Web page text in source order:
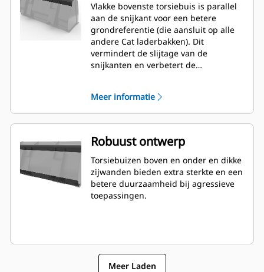
Vlakke bovenste torsiebuis is parallel
aan de snijkant voor een betere
grondreferentie (die aansluit op alle
andere Cat laderbakken). Dit
vermindert de slijtage van de
snijkanten en verbetert de
vanuit de cabine.
Meer informatie
Robuust ontwerp
Torsiebuizen boven en onder en dikke
zijwanden bieden extra sterkte en een
betere duurzaamheid bij agressieve
toepassingen.
Meer Laden